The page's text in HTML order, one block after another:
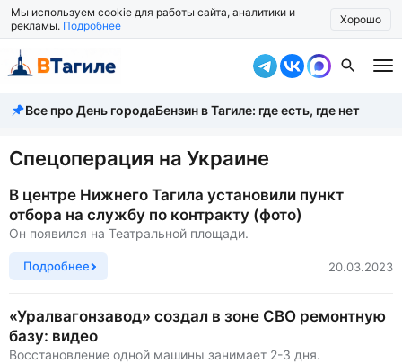
Мы используем cookie для работы сайта, аналитики и
рекламы. Подробнее Хорошо
Все новости
Происшествия
Город
Власть
Жизнь
Общество
Все про День городаБензин в Тагиле: где есть, где нет
Спецоперация на Украине
В центре Нижнего Тагила установили пункт
отбора на службу по контракту (фото)
Он появился на Театральной площади.
Подробнее 20.03.2023
«Уралвагонзавод» создал в зоне СВО ремонтную
базу: видео
Восстановление одной машины занимает 2-3 дня.